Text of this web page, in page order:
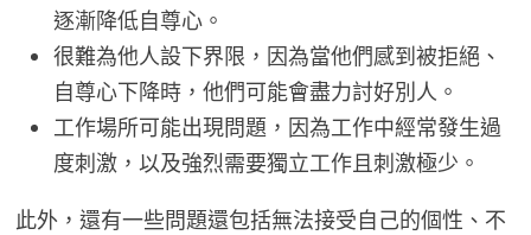
逐漸降低自尊心。
很難為他人設下界限，因為當他們感到被拒絕、
自尊心下降時，他們可能會盡力討好別人。
工作場所可能出現問題，因為工作中經常發生過
度刺激，以及強烈需要獨立工作且刺激極少。
此外，還有一些問題還包括無法接受自己的個性、不